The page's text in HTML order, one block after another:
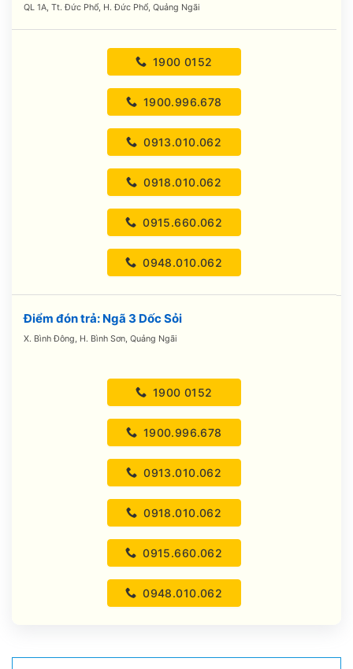
QL 1A, Tt. Đức Phổ, H. Đức Phổ, Quảng Ngãi
1900 0152
1900.996.678
0913.010.062
0918.010.062
0915.660.062
0948.010.062
Điểm đón trả: Ngã 3 Dốc Sỏi
X. Bình Đông, H. Bình Sơn, Quảng Ngãi
1900 0152
1900.996.678
0913.010.062
0918.010.062
0915.660.062
0948.010.062